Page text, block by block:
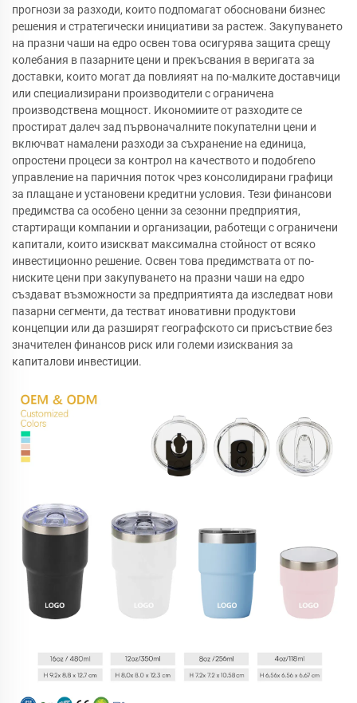
прогнози за разходи, които подпомагат обосновани бизнес
решения и стратегически инициативи за растеж. Закупуването
на празни чаши на едро освен това осигурява защита срещу
колебания в пазарните цени и прекъсвания в веригата за
доставки, които могат да повлияят на по-малките доставчици
или специализирани производители с ограничена
производствена мощност. Икономиите от разходите се
простират далеч зад първоначалните покупателни цени и
включват намалени разходи за съхранение на единица,
опростени процеси за контрол на качеството и подобreno
управление на паричния поток чрез консолидирани графици
за плащане и установени кредитни условия. Тези финансови
предимства са особено ценни за сезонни предприятия,
стартиращи компании и организации, работещи с ограничени
капитали, които изискват максимална стойност от всяко
инвестиционно решение. Освен това предимствата от по-
ниските цени при закупуването на празни чаши на едро
създават възможности за предприятията да изследват нови
пазарни сегменти, да тестват иновативни продуктови
концепции или да разширят географското си присъствие без
значителен финансов риск или големи изисквания за
капиталови инвестиции.